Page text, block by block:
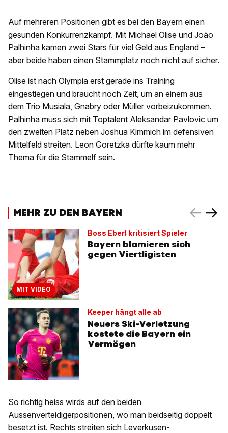
Auf mehreren Positionen gibt es bei den Bayern einen
gesunden Konkurrenzkampf. Mit Michael Olise und João
Palhinha kamen zwei Stars für viel Geld aus England –
aber beide haben einen Stammplatz noch nicht auf sicher.
Olise ist nach Olympia erst gerade ins Training
eingestiegen und braucht noch Zeit, um an einem aus
dem Trio Musiala, Gnabry oder Müller vorbeizukommen.
Palhinha muss sich mit Toptalent Aleksandar Pavlovic um
den zweiten Platz neben Joshua Kimmich im defensiven
Mittelfeld streiten. Leon Goretzka dürfte kaum mehr
Thema für die Stammelf sein.
MEHR ZU DEN BAYERN
MIT VIDEO
Boss Eberl kritisiert Spieler
Bayern blamieren sich
gegen Viertligisten
Keeper hängt alle ab
Neuers Ski-Verletzung
kostete die Bayern ein
Vermögen
So richtig heiss wirds auf den beiden
Aussenverteidigerpositionen, wo man beidseitig doppelt
besetzt ist. Rechts streiten sich Leverkusen-